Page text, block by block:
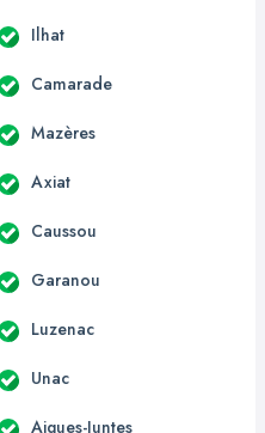
Ilhat
Camarade
Mazères
Axiat
Caussou
Garanou
Luzenac
Unac
Aigues-Juntes